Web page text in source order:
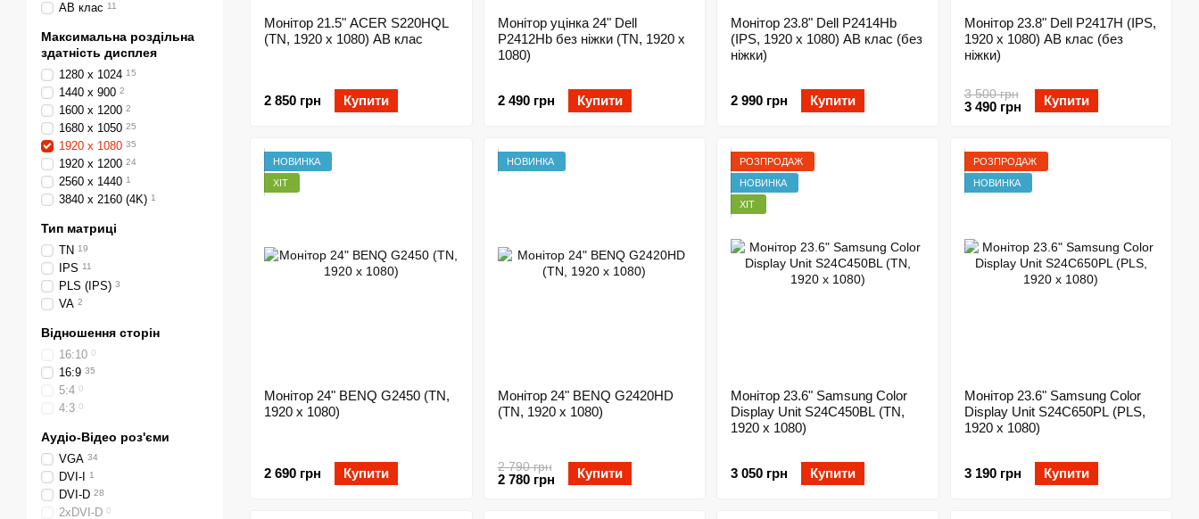
Монітор 21.5" ACER S220HQL
(TN, 1920 x 1080) AB клас
2 850 грн Купити
Монітор уцінка 24" Dell
P2412Hb без ніжки (TN, 1920 x
1080)
2 490 грн Купити
Монітор 23.8" Dell P2414Hb
(IPS, 1920 x 1080) AB клас (без
ніжки)
2 990 грн Купити
Монітор 23.8" Dell P2417H (IPS,
1920 x 1080) AB клас (без
ніжки)
3 500 грн
3 490 грн Купити
НОВИНКА
ХІТ
Монітор 24" BENQ G2450 (TN,
1920 x 1080)
2 690 грн Купити
НОВИНКА
Монітор 24" BENQ G2420HD
(TN, 1920 x 1080)
2 790 грн
2 780 грн Купити
РОЗПРОДАЖ
НОВИНКА
ХІТ
Монітор 23.6" Samsung Color
Display Unit S24C450BL (TN,
1920 x 1080)
3 050 грн Купити
РОЗПРОДАЖ
НОВИНКА
Монітор 23.6" Samsung Color
Display Unit S24C650PL (PLS,
1920 x 1080)
3 190 грн Купити
AB клас 11
Максимальна роздільна
здатність дисплея
1280 x 1024 15
1440 x 900 2
1600 x 1200 2
1680 x 1050 25
1920 x 1080 35
1920 x 1200 24
2560 x 1440 1
3840 x 2160 (4K) 1
Тип матриці
TN 19
IPS 11
PLS (IPS) 3
VA 2
Відношення сторін
16:10 0
16:9 35
5:4 0
4:3 0
Аудіо-Відео роз'єми
VGA 34
DVI-I 1
DVI-D 28
2xDVI-D 0